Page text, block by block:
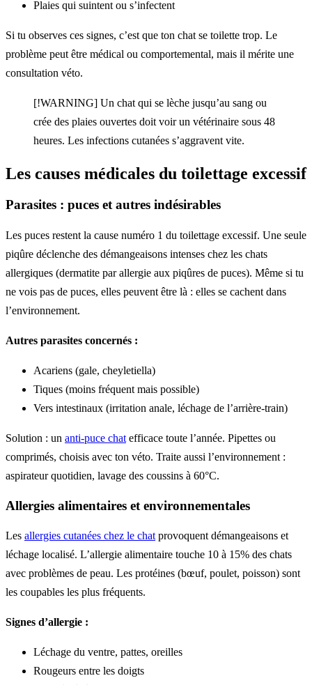
Plaies qui suintent ou s’infectent
Si tu observes ces signes, c’est que ton chat se toilette trop. Le
problème peut être médical ou comportemental, mais il mérite une
consultation véto.
[!WARNING] Un chat qui se lèche jusqu’au sang ou
crée des plaies ouvertes doit voir un vétérinaire sous 48
heures. Les infections cutanées s’aggravent vite.
Les causes médicales du toilettage excessif
Parasites : puces et autres indésirables
Les puces restent la cause numéro 1 du toilettage excessif. Une seule
piqûre déclenche des démangeaisons intenses chez les chats
allergiques (dermatite par allergie aux piqûres de puces). Même si tu
ne vois pas de puces, elles peuvent être là : elles se cachent dans
l’environnement.
Autres parasites concernés :
Acariens (gale, cheyletiella)
Tiques (moins fréquent mais possible)
Vers intestinaux (irritation anale, léchage de l’arrière-train)
Solution : un anti-puce chat efficace toute l’année. Pipettes ou
comprimés, choisis avec ton véto. Traite aussi l’environnement :
aspirateur quotidien, lavage des coussins à 60°C.
Allergies alimentaires et environnementales
Les allergies cutanées chez le chatprovoquent démangeaisons et
léchage localisé. L’allergie alimentaire touche 10 à 15% des chats
avec problèmes de peau. Les protéines (bœuf, poulet, poisson) sont
les coupables les plus fréquents.
Signes d’allergie :
Léchage du ventre, pattes, oreilles
Rougeurs entre les doigts